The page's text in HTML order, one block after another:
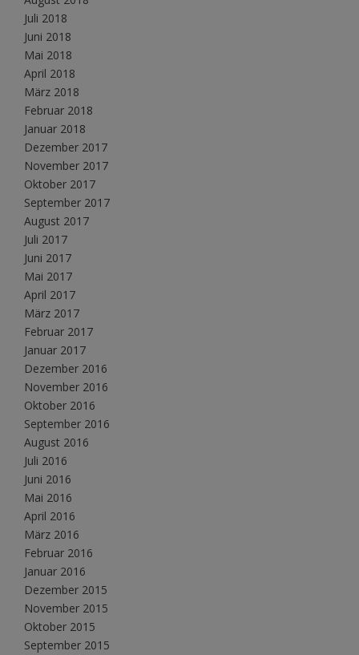
Juli 2018
Juni 2018
Mai 2018
April 2018
März 2018
Februar 2018
Januar 2018
Dezember 2017
November 2017
Oktober 2017
September 2017
August 2017
Juli 2017
Juni 2017
Mai 2017
April 2017
März 2017
Februar 2017
Januar 2017
Dezember 2016
November 2016
Oktober 2016
September 2016
August 2016
Juli 2016
Juni 2016
Mai 2016
April 2016
März 2016
Februar 2016
Januar 2016
Dezember 2015
November 2015
Oktober 2015
September 2015